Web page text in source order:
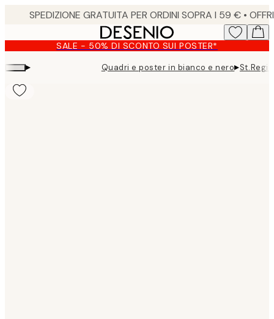
content.
SALE - 50% DI SCONTO SUI POSTER*
▸ Quadri e poster in bianco e nero▸